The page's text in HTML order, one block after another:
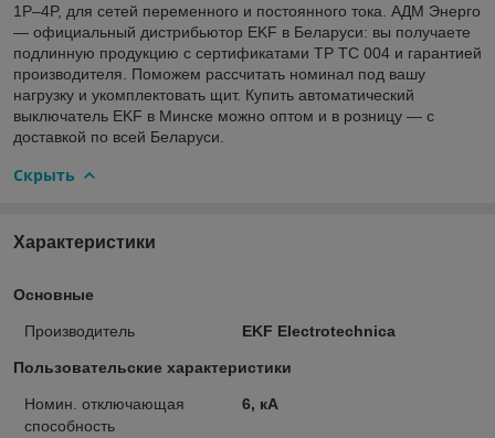
1P–4P, для сетей переменного и постоянного тока. АДМ Энерго
— официальный дистрибьютор EKF в Беларуси: вы получаете
подлинную продукцию с сертификатами ТР ТС 004 и гарантией
производителя. Поможем рассчитать номинал под вашу
нагрузку и укомплектовать щит. Купить автоматический
выключатель EKF в Минске можно оптом и в розницу — с
доставкой по всей Беларуси.
Скрыть
Характеристики
Основные
Производитель EKF Electrotechnica
Пользовательские характеристики
Номин. отключающая
способность
6, кА